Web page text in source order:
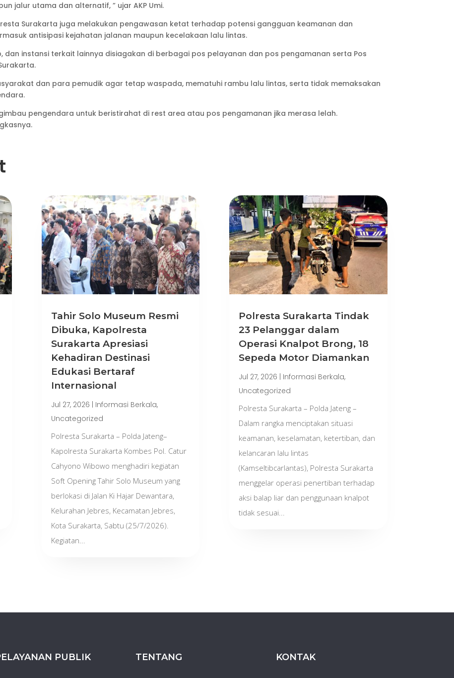
jalur utama dan alternatif, ” ujar AKP Umi.
Surakarta juga melakukan pengawasan ketat terhadap potensi gangguan keamanan dan
antisipasi kejahatan jalanan maupun kecelakaan lalu lintas.
dan instansi terkait lainnya disiagakan di berbagai pos pelayanan dan pos pengamanan serta Pos
dan para pemudik agar tetap waspada, mematuhi rambu lalu lintas, serta tidak memaksakan
pengendara untuk beristirahat di rest area atau pos pengamanan jika merasa lelah.
Tahir Solo Museum Resmi
Dibuka, Kapolresta
Surakarta Apresiasi
Kehadiran Destinasi
Edukasi Bertaraf
Internasional
Jul 27, 2026 Informasi Berkala,
Uncategorized
Polresta Surakarta – Polda Jateng–
Kapolresta Surakarta Kombes Pol. Catur
Cahyono Wibowo menghadiri kegiatan
Soft Opening Tahir Solo Museum yang
berlokasi di Jalan Ki Hajar Dewantara,
Kelurahan Jebres, Kecamatan Jebres,
Kota Surakarta, Sabtu (25/7/2026).
Kegiatan...
Polresta Surakarta Tindak
23 Pelanggar dalam
Operasi Knalpot Brong, 18
Sepeda Motor Diamankan
Jul 27, 2026 Informasi Berkala,
Uncategorized
Polresta Surakarta – Polda Jateng –
Dalam rangka menciptakan situasi
keamanan, keselamatan, ketertiban, dan
kelancaran lalu lintas
(Kamseltibcarlantas), Polresta Surakarta
menggelar operasi penertiban terhadap
aksi balap liar dan penggunaan knalpot
tidak sesuai...
PUBLIK TENTANG KONTAK